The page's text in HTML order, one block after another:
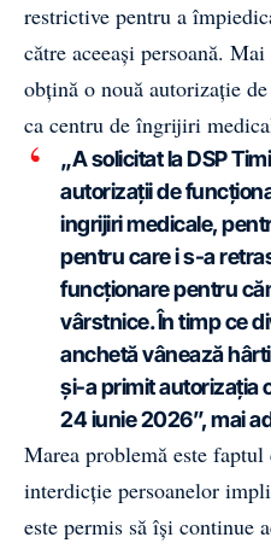
restrictive pentru a
către aceeași persoană.
obțină o nouă autorizație
ca centru de îngrijiri
„A solicitat la DSP
autorizații de
ingrijiri medicale,
pentru care i s-a
funcționare pentru
vârstnice. În timp ce
anchetă vânează
și-a primit autorizația
24 iunie 2026”, mai
Marea problemă este
interdicție persoanelor
este permis să își continue